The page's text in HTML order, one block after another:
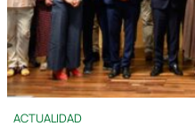
ACTUALIDAD